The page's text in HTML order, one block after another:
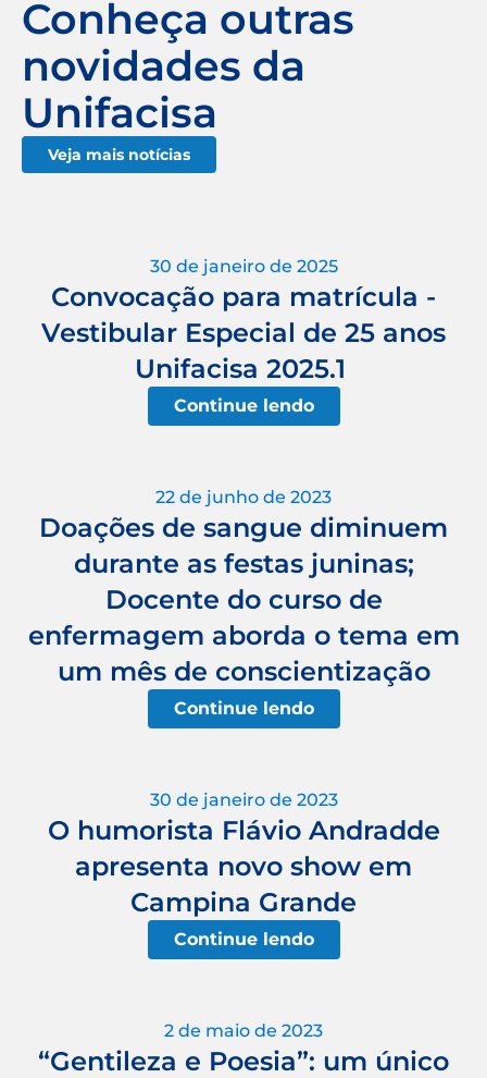
Conheça outras
novidades da
Unifacisa
Veja mais notícias
30 de janeiro de 2025
Convocação para matrícula -
Vestibular Especial de 25 anos
Unifacisa 2025.1
Continue lendo
22 de junho de 2023
Doações de sangue diminuem
durante as festas juninas;
Docente do curso de
enfermagem aborda o tema em
um mês de conscientização
Continue lendo
30 de janeiro de 2023
O humorista Flávio Andradde
apresenta novo show em
Campina Grande
Continue lendo
2 de maio de 2023
“Gentileza e Poesia”: um único